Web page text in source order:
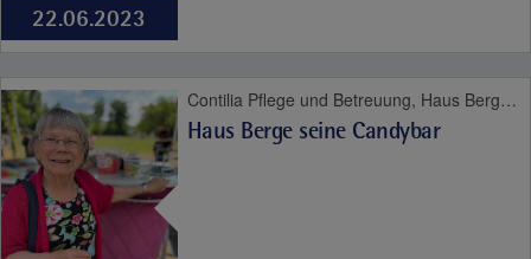
22.06.2023
Contilia Pflege und Betreuung, Haus Berge Quartier, Contilia
Haus Berge seine Candybar